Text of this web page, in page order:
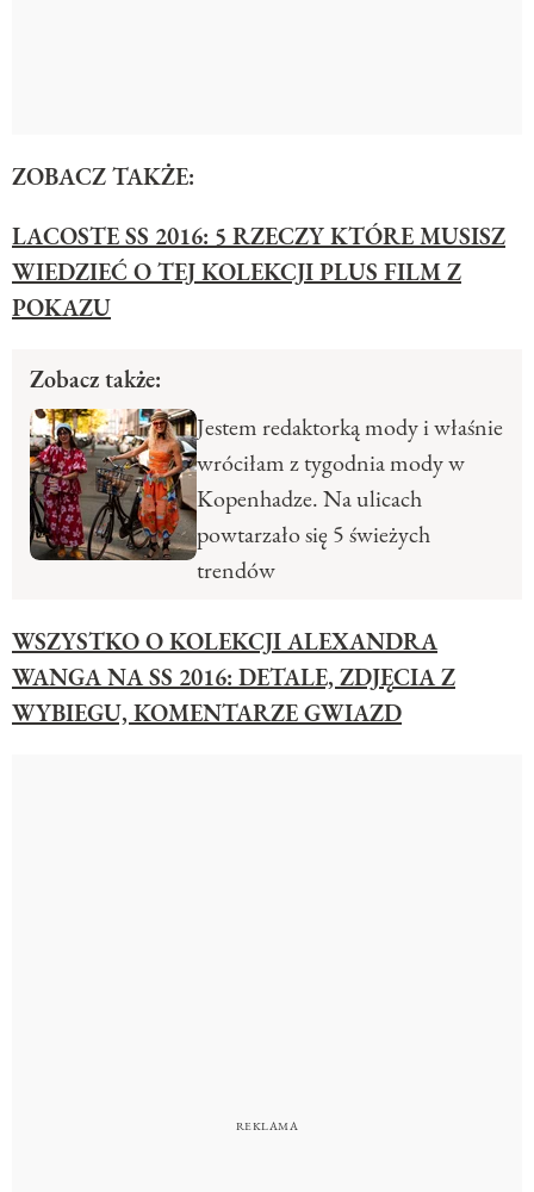
ZOBACZ TAKŻE:
LACOSTE SS 2016: 5 RZECZY KTÓRE MUSISZ
WIEDZIEĆ O TEJ KOLEKCJI PLUS FILM Z
POKAZU
Zobacz także:
Jestem redaktorką mody i właśnie
wróciłam z tygodnia mody w
Kopenhadze. Na ulicach
powtarzało się 5 świeżych
trendów
WSZYSTKO O KOLEKCJI ALEXANDRA
WANGA NA SS 2016: DETALE, ZDJĘCIA Z
WYBIEGU, KOMENTARZE GWIAZD